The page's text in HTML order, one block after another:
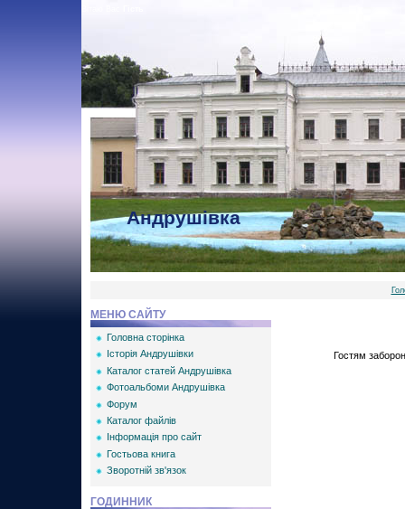
Андрушівка
МЕНЮ САЙТУ
Головна сторінка
Історія Андрушівки
Каталог статей Андрушівка
Фотоальбоми Андрушівка
Форум
Каталог файлів
Інформація про сайт
Гостьова книга
Зворотній зв'язок
ГОДИННИК
Гостям